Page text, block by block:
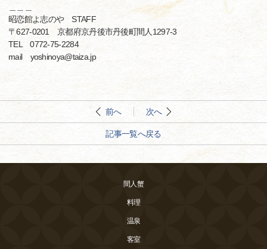
昭恋館よ志のや STAFF
〒627-0201 京都府京丹後市丹後町間人1297-3
TEL 0772-75-2284
mail yoshinoya@taiza.jp
前へ 次へ
記事一覧へ戻る
間人蟹
料理
温泉
客室